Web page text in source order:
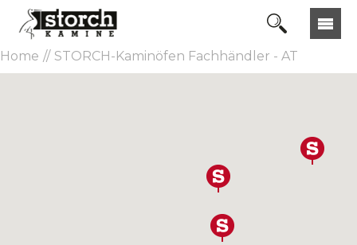
Home STORCH-Kaminöfen Fachhändler - AT